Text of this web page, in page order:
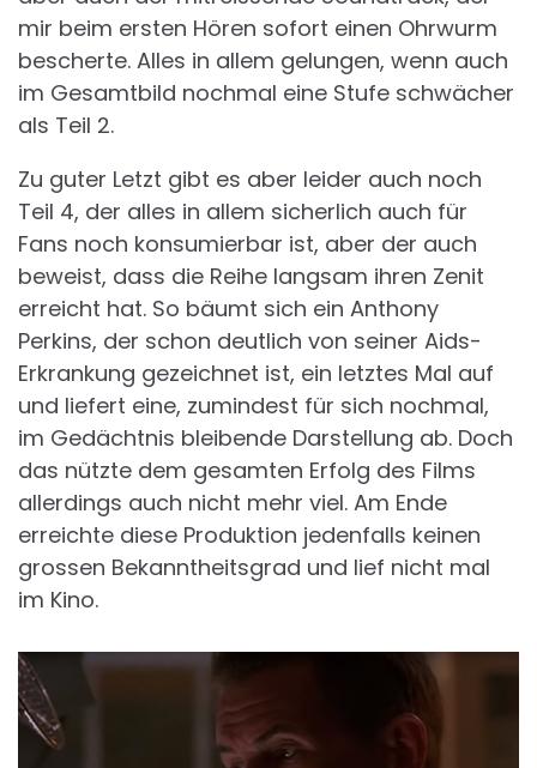
mir beim ersten Hören sofort einen Ohrwurm
bescherte. Alles in allem gelungen, wenn auch
im Gesamtbild nochmal eine Stufe schwächer
als Teil 2.
Zu guter Letzt gibt es aber leider auch noch
Teil 4, der alles in allem sicherlich auch für
Fans noch konsumierbar ist, aber der auch
beweist, dass die Reihe langsam ihren Zenit
erreicht hat. So bäumt sich ein Anthony
Perkins, der schon deutlich von seiner Aids-
Erkrankung gezeichnet ist, ein letztes Mal auf
und liefert eine, zumindest für sich nochmal,
im Gedächtnis bleibende Darstellung ab. Doch
das nützte dem gesamten Erfolg des Films
allerdings auch nicht mehr viel. Am Ende
erreichte diese Produktion jedenfalls keinen
grossen Bekanntheitsgrad und lief nicht mal
im Kino.